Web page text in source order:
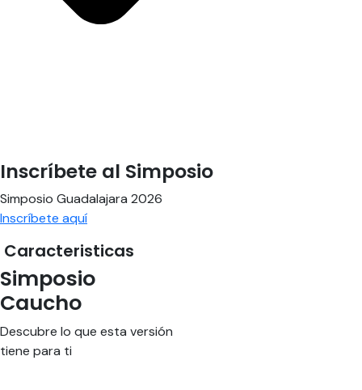
Inscríbete al Simposio
Simposio Guadalajara 2026
Inscríbete aquí
Caracteristicas
Simposio
Caucho
Descubre lo que esta versión
tiene para ti